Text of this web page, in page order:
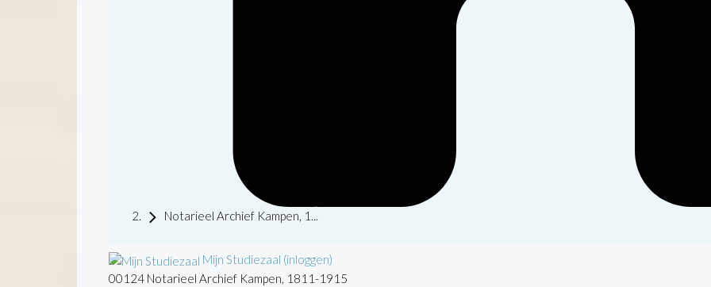
Notarieel Archief Kampen, 1...
Mijn Studiezaal (inloggen)
00124 Notarieel Archief Kampen, 1811-1915